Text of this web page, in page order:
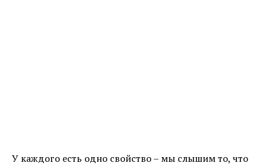
У каждого есть одно свойство – мы слышим то, что